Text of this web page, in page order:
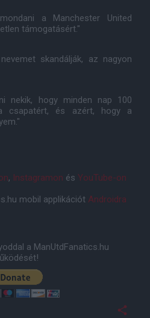
a Manchester United
támogatásért."
skandálják, az nagyon
nekik, hogy minden nap 100
csapatért, és azért, hogy a
, Instagramon és YouTube-on
mobil applikációt Androidra
a ManUtdFanatics.hu